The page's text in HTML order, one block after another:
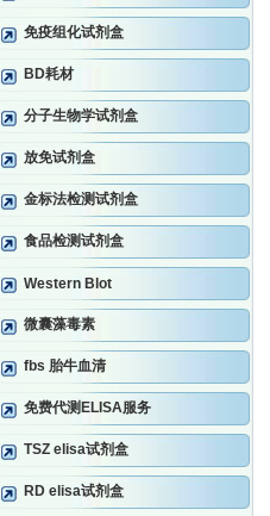
免疫组化试剂盒
BD耗材
分子生物学试剂盒
放免试剂盒
金标法检测试剂盒
食品检测试剂盒
Western Blot
微囊藻毒素
fbs 胎牛血清
免费代测ELISA服务
TSZ elisa试剂盒
RD elisa试剂盒